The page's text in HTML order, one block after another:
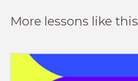
More lessons like this